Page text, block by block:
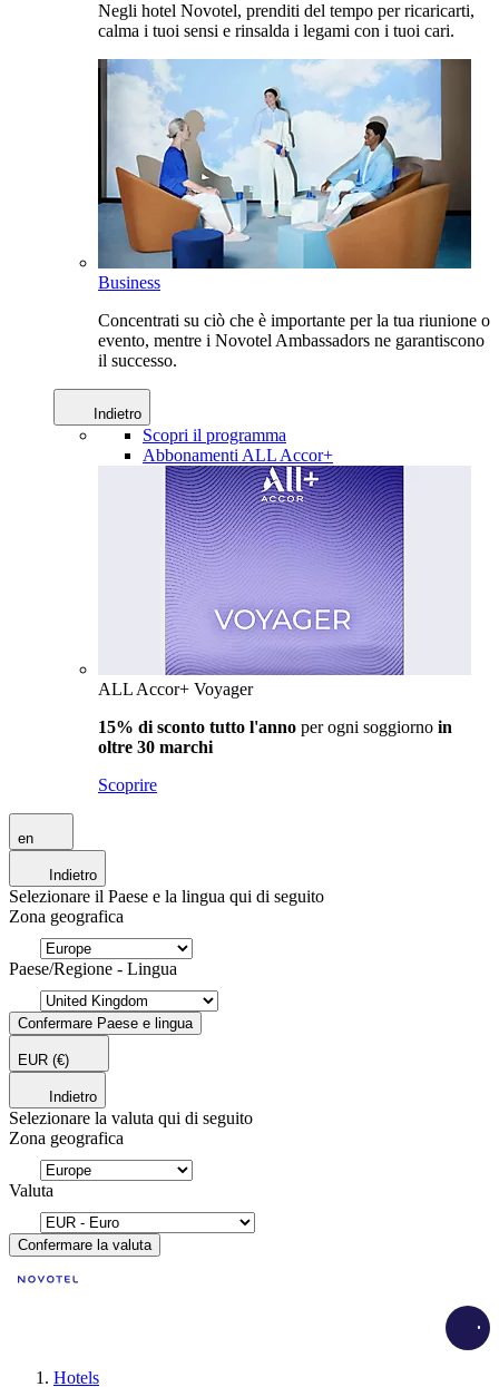
Negli hotel Novotel, prenditi del tempo per ricaricarti,
calma i tuoi sensi e rinsalda i legami con i tuoi cari.
Business
Concentrati su ciò che è importante per la tua riunione o
evento, mentre i Novotel Ambassadors ne garantiscono
il successo.
Indietro
Scopri il programma
Abbonamenti ALL Accor+
ALL Accor+ Voyager
15% di sconto tutto l'anno per ogni soggiorno in
oltre 30 marchi
Scoprire
en
Indietro
Selezionare il Paese e la lingua qui di seguito
Zona geografica
Paese/Regione - Lingua
Confermare Paese e lingua
EUR (€)
Indietro
Selezionare la valuta qui di seguito
Zona geografica
Valuta
Confermare la valuta
Hotels